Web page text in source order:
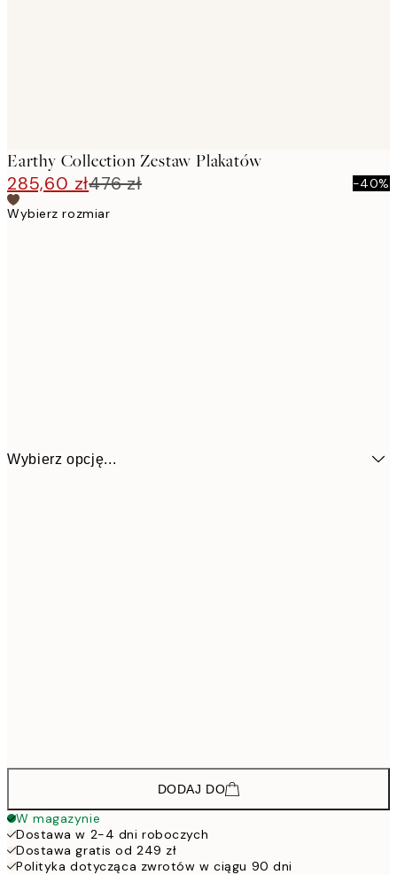
Earthy Collection Zestaw Plakatów
285,60 zł476 zł
-40%
Wybierz rozmiar
Wybierz opcję...
DODAJ DO
W magazynie
Dostawa w 2-4 dni roboczych
Dostawa gratis od 249 zł
Polityka dotycząca zwrotów w ciągu 90 dni